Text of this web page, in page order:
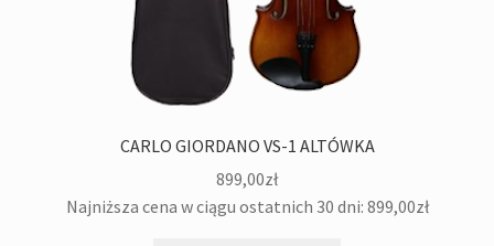
CARLO GIORDANO VS-1 ALTÓWKA
899,00zł
Najniższa cena w ciągu ostatnich 30 dni: 899,00zł